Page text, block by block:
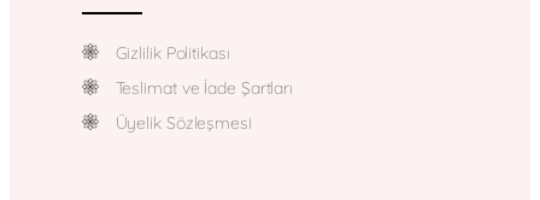
Gizlilik Politikası
Teslimat ve İade Şartları
Üyelik Sözleşmesi